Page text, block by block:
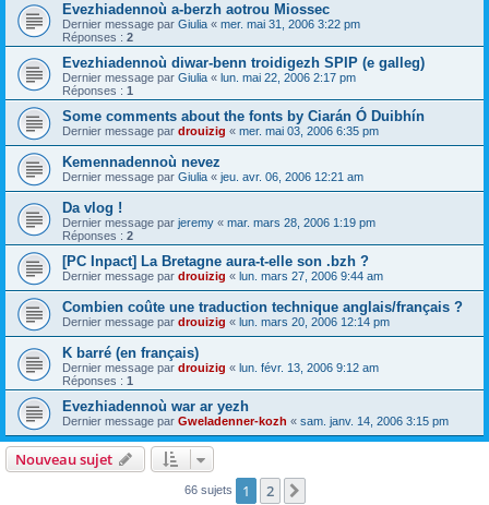
Evezhiadennoù a-berzh aotrou Miossec
Dernier message par Giulia « mer. mai 31, 2006 3:22 pm
Réponses : 2
Evezhiadennoù diwar-benn troidigezh SPIP (e galleg)
Dernier message par Giulia « lun. mai 22, 2006 2:17 pm
Réponses : 1
Some comments about the fonts by Ciarán Ó Duibhín
Dernier message par drouizig « mer. mai 03, 2006 6:35 pm
Kemennadennoù nevez
Dernier message par Giulia « jeu. avr. 06, 2006 12:21 am
Da vlog !
Dernier message par jeremy « mar. mars 28, 2006 1:19 pm
Réponses : 2
[PC Inpact] La Bretagne aura-t-elle son .bzh ?
Dernier message par drouizig « lun. mars 27, 2006 9:44 am
Combien coûte une traduction technique anglais/français ?
Dernier message par drouizig « lun. mars 20, 2006 12:14 pm
K barré (en français)
Dernier message par drouizig « lun. févr. 13, 2006 9:12 am
Réponses : 1
Evezhiadennoù war ar yezh
Dernier message par Gweladenner-kozh « sam. janv. 14, 2006 3:15 pm
Nouveau sujet
66 sujets 1 2